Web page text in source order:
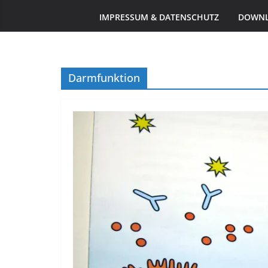
IMPRESSUM & DATENSCHUTZ
Darmfunktion